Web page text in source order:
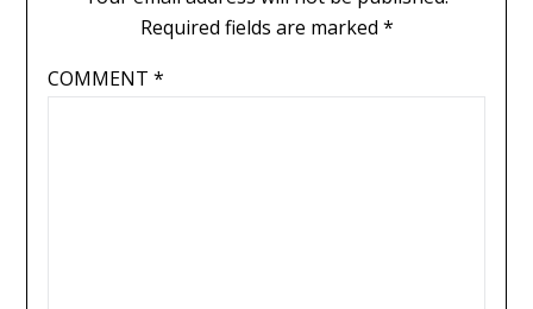
Required fields are marked *
COMMENT *